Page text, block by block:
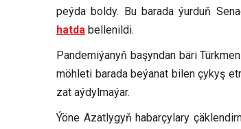
peýda boldy. Bu barada ýurduň
hatda bellenildi.
Pandemiýanyň başyndan bäri
möhleti barada beýanat bilen çykyş
zat aýdylmaýar.
Ýöne Azatlygyň habarçylary